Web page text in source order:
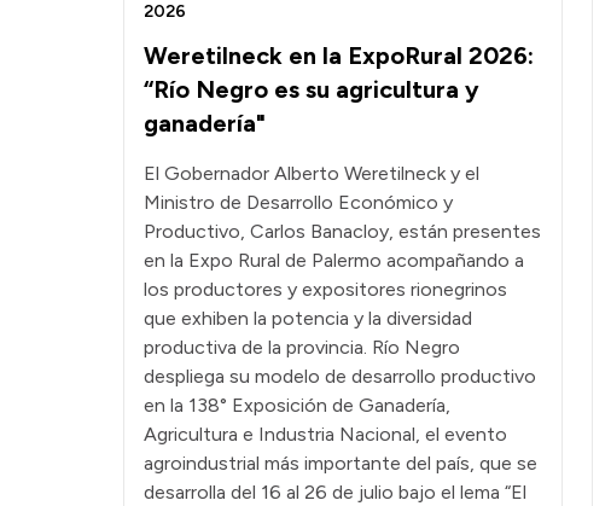
Weretilneck en la ExpoRural 2026:
“Río Negro es su agricultura y
ganadería"
2026
El Gobernador Alberto Weretilneck y el
Ministro de Desarrollo Económico y
Productivo, Carlos Banacloy, están presentes
en la Expo Rural de Palermo acompañando a
los productores y expositores rionegrinos
que exhiben la potencia y la diversidad
productiva de la provincia. Río Negro
despliega su modelo de desarrollo productivo
en la 138° Exposición de Ganadería,
Agricultura e Industria Nacional, el evento
agroindustrial más importante del país, que se
desarrolla del 16 al 26 de julio bajo el lema “El